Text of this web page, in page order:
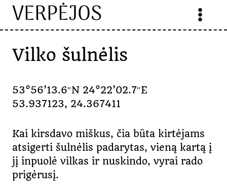
Skip
content
VERPĖJOS
Vilko šulnėlis
53°56’13.6″N 24°22’02.7″E
53.937123, 24.367411
Kai kirsdavo miškus, čia būta kirtėjams
atsigerti šulnėlis padarytas, vieną kartą į
jį inpuolė vilkas ir nuskindo, vyrai rado
prigėrusį.